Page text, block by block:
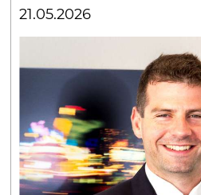
21.05.2026